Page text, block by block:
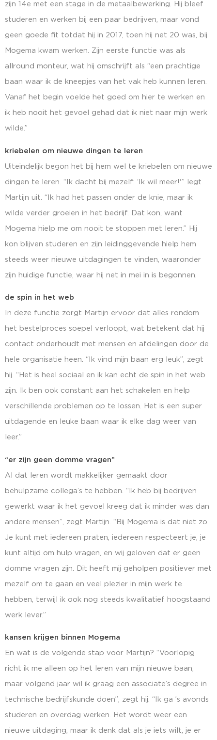
zijn 14e met een stage in de metaalbewerking. Hij bleef
studeren en werken bij een paar bedrijven, maar vond
geen goede fit totdat hij in 2017, toen hij net 20 was, bij
Mogema kwam werken. Zijn eerste functie was als
allround monteur, wat hij omschrijft als “een prachtige
baan waar ik de kneepjes van het vak heb kunnen leren.
Vanaf het begin voelde het goed om hier te werken en
ik heb nooit het gevoel gehad dat ik niet naar mijn werk
wilde.”
kriebelen om nieuwe dingen te leren
Uiteindelijk begon het bij hem wel te kriebelen om nieuwe
dingen te leren. “Ik dacht bij mezelf: ‘Ik wil meer!'” legt
Martijn uit. “Ik had het passen onder de knie, maar ik
wilde verder groeien in het bedrijf. Dat kon, want
Mogema hielp me om nooit te stoppen met leren.” Hij
kon blijven studeren en zijn leidinggevende hielp hem
steeds weer nieuwe uitdagingen te vinden, waaronder
zijn huidige functie, waar hij net in mei in is begonnen.
de spin in het web
In deze functie zorgt Martijn ervoor dat alles rondom
het bestelproces soepel verloopt, wat betekent dat hij
contact onderhoudt met mensen en afdelingen door de
hele organisatie heen. “Ik vind mijn baan erg leuk”, zegt
hij. “Het is heel sociaal en ik kan echt de spin in het web
zijn. Ik ben ook constant aan het schakelen en help
verschillende problemen op te lossen. Het is een super
uitdagende en leuke baan waar ik elke dag weer van
leer.”
“er zijn geen domme vragen”
Al dat leren wordt makkelijker gemaakt door
behulpzame collega’s te hebben. “Ik heb bij bedrijven
gewerkt waar ik het gevoel kreeg dat ik minder was dan
andere mensen”, zegt Martijn. “Bij Mogema is dat niet zo.
Je kunt met iedereen praten, iedereen respecteert je, je
kunt altijd om hulp vragen, en wij geloven dat er geen
domme vragen zijn. Dit heeft mij geholpen positiever met
mezelf om te gaan en veel plezier in mijn werk te
hebben, terwijl ik ook nog steeds kwalitatief hoogstaand
werk lever.”
kansen krijgen binnen Mogema
En wat is de volgende stap voor Martijn? “Voorlopig
richt ik me alleen op het leren van mijn nieuwe baan,
maar volgend jaar wil ik graag een associate’s degree in
technische bedrijfskunde doen”, zegt hij. “Ik ga ’s avonds
studeren en overdag werken. Het wordt weer een
nieuwe uitdaging, maar ik denk dat als je iets wilt, je er